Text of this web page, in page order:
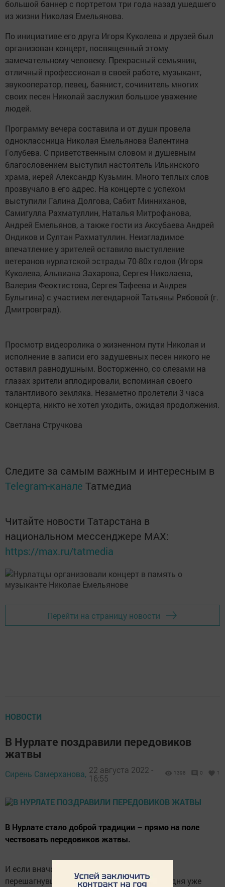
большой баннер с портретом три года назад ушедшего
из жизни Николая Емельянова.
По инициативе его друга Игоря Куколева и друзей был
организован концерт, посвященный этому
замечательному человеку. Прекрасный семьянин,
отличный профессионал в своей работе, музыкант,
звукооператор, певец, баянист, сочинитель многих
своих песен Николай заслужил большое уважение
людей.
Программу вечера составила и от души провела
одноклассница Николая Емельянова Валентина
Голубева. С приветственным словом и душевным
благословением выступил настоятель Ильинского
храма, иерей Александр Кузьмин. Много теплых слов
прозвучало в его адрес. На концерте с успехом
выступили Галина Долгова, Сабит Минниханов,
Самигулла Рахматуллин, Наталья Митрофанова,
Андрей Емельянов, а также гости из Аксубаева Андрей
Ондиков и Султан Рахматуллин. Неизгладимое
впечатление у зрителей оставило выступление
ветеранов нурлатской эстрады 70-80х годов (Игоря
Куколева, Альвиана Захарова, Сергея Николаева,
Валерия Феоктистова, Сергея Тафеева и Андрея
Булыгина) с участием легендарной Татьяны Рябовой (г.
Дмитровград).
Просмотр видеоролика о жизненном пути Николая и
исполнение в записи его задушевных песен никого не
оставил равнодушным. Восторженно, со слезами на
глазах зрители аплодировали, вспоминая своего
талантливого земляка. Незаметно пролетели 3 часа
концерта, никто не хотел уходить, ожидая продолжения.
Светлана Стручкова
Следите за самым важным и интересным в
Telegram-канале Татмедиа
Читайте новости Татарстана в
национальном мессенджере MАХ:
https://max.ru/tatmedia
Перейти на страницу новости
НОВОСТИ
В Нурлате поздравили передовиков
жатвы
Сирень Самерханова, 22 августа 2022 -
16:55
1398 0 1
В Нурлате стало доброй традиции – прямо на поле
чествовать передовиков жатвы.
И если вначале поздравляли земледельцев,
перешагнувших 1000-тонный рубеж, то сегодня уже